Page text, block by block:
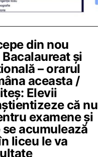
din nou
și
– orarul
aceasta /
Elevii
că nu
examene și
acumulează
liceu le va